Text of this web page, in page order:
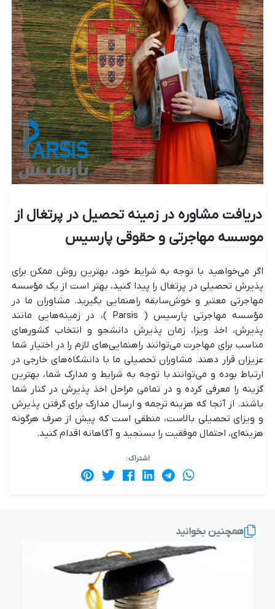
دریافت مشاوره در زمینه تحصیل در پرتغال از
موسسه مهاجرتی و حقوقی پارسیس
اگر می‌خواهید با توجه به شرایط خود، بهترین روش ممکن برای
پذیرش تحصیلی در پرتغال را پیدا کنید، بهتر است از یک مؤسسه
مهاجرتی معتبر و خوش‌سابقه راهنمایی بگیرید. مشاوران ما در
مؤسسه مهاجرتی پارسیس ( Parsis )، در زمینه‌هایی مانند
پذیرش، اخذ ویزا، زمان پذیرش دانشجو و انتخاب کشورهای
مناسب برای مهاجرت می‌توانند راهنمایی‌های لازم را در اختیار شما
عزیزان قرار دهند. مشاوران تحصیلی ما با دانشگاه‌های خارجی در
ارتباط بوده و می‌توانند با توجه به شرایط و مدارک شما، بهترین
گزینه را معرفی کرده و در تمامی مراحل اخذ پذیرش در کنار شما
باشند. از آنجا که هزینه ترجمه و ارسال مدارک برای گرفتن پذیرش
و ویزای تحصیلی بالاست، منطقی است که پیش از صرف هرگونه
هزینه‌ای، احتمال موفقیت را بسنجید و آگاهانه اقدام کنید.
اشتراک :
همچنین بخوانید